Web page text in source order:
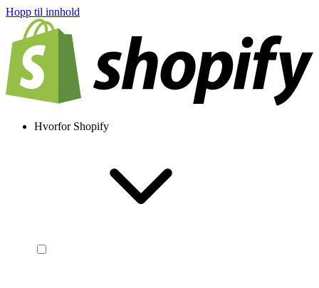
Hopp til innhold
Hvorfor Shopify